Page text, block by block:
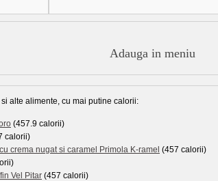
Adauga in meniu
alte alimente, cu mai putine calorii:
(457.9 calorii)
calorii)
crema nugat si caramel Primola K-ramel (457 calorii)
Vel Pitar (457 calorii)